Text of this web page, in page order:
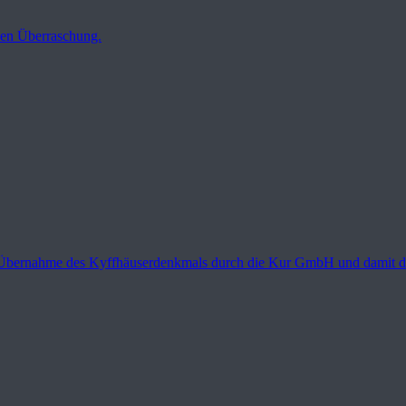
Überraschung.
des Kyffhäuserdenkmals durch die Kur GmbH und damit